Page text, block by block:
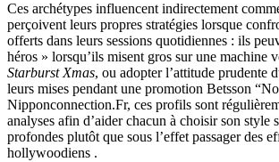
Ces archétypes influencent indirectement
perçoivent leurs propres stratégies lorsque
offerts dans leurs sessions quotidiennes : ils
héros » lorsqu’ils misent gros sur une machine
Starburst Xmas, ou adopter l’attitude prudente
leurs mises pendant une promotion Betsson
Nipponconnection.Fr, ces profils sont
analyses afin d’aider chacun à choisir son style
profondes plutôt que sous l’effet passager des
hollywoodiens .